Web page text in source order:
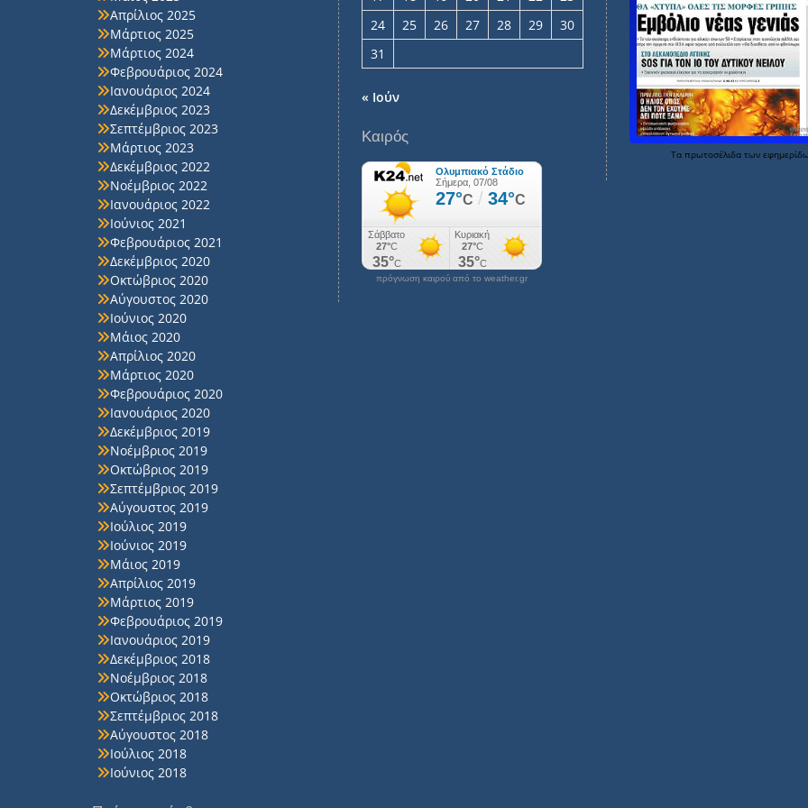
Απρίλιος 2025
Μάρτιος 2025
Μάρτιος 2024
Φεβρουάριος 2024
Ιανουάριος 2024
Δεκέμβριος 2023
Σεπτέμβριος 2023
Μάρτιος 2023
Δεκέμβριος 2022
Νοέμβριος 2022
Ιανουάριος 2022
Ιούνιος 2021
Φεβρουάριος 2021
Δεκέμβριος 2020
Οκτώβριος 2020
Αύγουστος 2020
Ιούνιος 2020
Μάιος 2020
Απρίλιος 2020
Μάρτιος 2020
Φεβρουάριος 2020
Ιανουάριος 2020
Δεκέμβριος 2019
Νοέμβριος 2019
Οκτώβριος 2019
Σεπτέμβριος 2019
Αύγουστος 2019
Ιούλιος 2019
Ιούνιος 2019
Μάιος 2019
Απρίλιος 2019
Μάρτιος 2019
Φεβρουάριος 2019
Ιανουάριος 2019
Δεκέμβριος 2018
Νοέμβριος 2018
Οκτώβριος 2018
Σεπτέμβριος 2018
Αύγουστος 2018
Ιούλιος 2018
Ιούνιος 2018
24
25 26 27 28 29
30
31
« Ιούν
Καιρός
πρόγνωση καιρού από το weather.gr
Τα πρωτοσέλιδα των